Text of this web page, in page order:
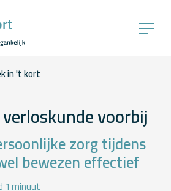
in 't kort
voorbij
zorg tijdens
bewezen effectief
1 minuut